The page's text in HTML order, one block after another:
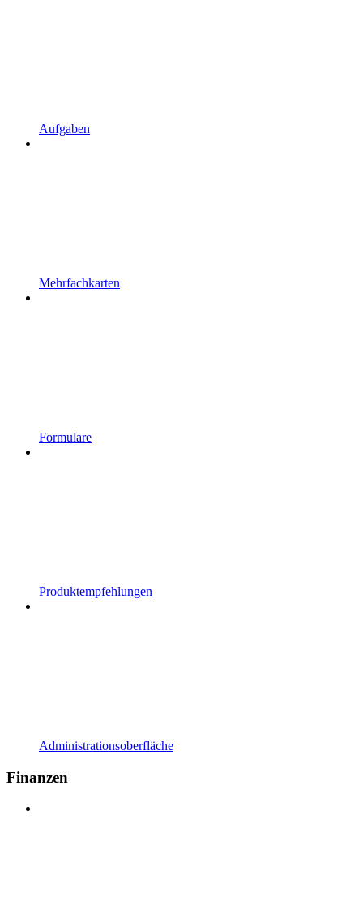
Aufgaben
Mehrfachkarten
Formulare
Produktempfehlungen
Administrationsoberfläche
Finanzen